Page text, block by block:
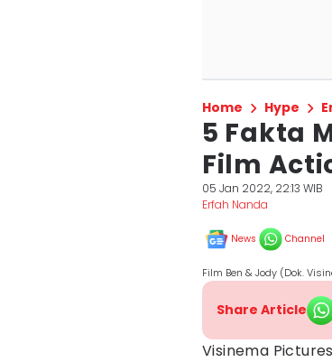
Home Hype
5 Fakta
Film
05 Jan 2022, 22:13 WIB
Erfah Nanda
News Channel
Film Ben & Jody (Dok.
Share Article
Visinema